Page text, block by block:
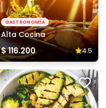
GASTRONOMÍA
Alta Cocina
$ 116.200 4.5